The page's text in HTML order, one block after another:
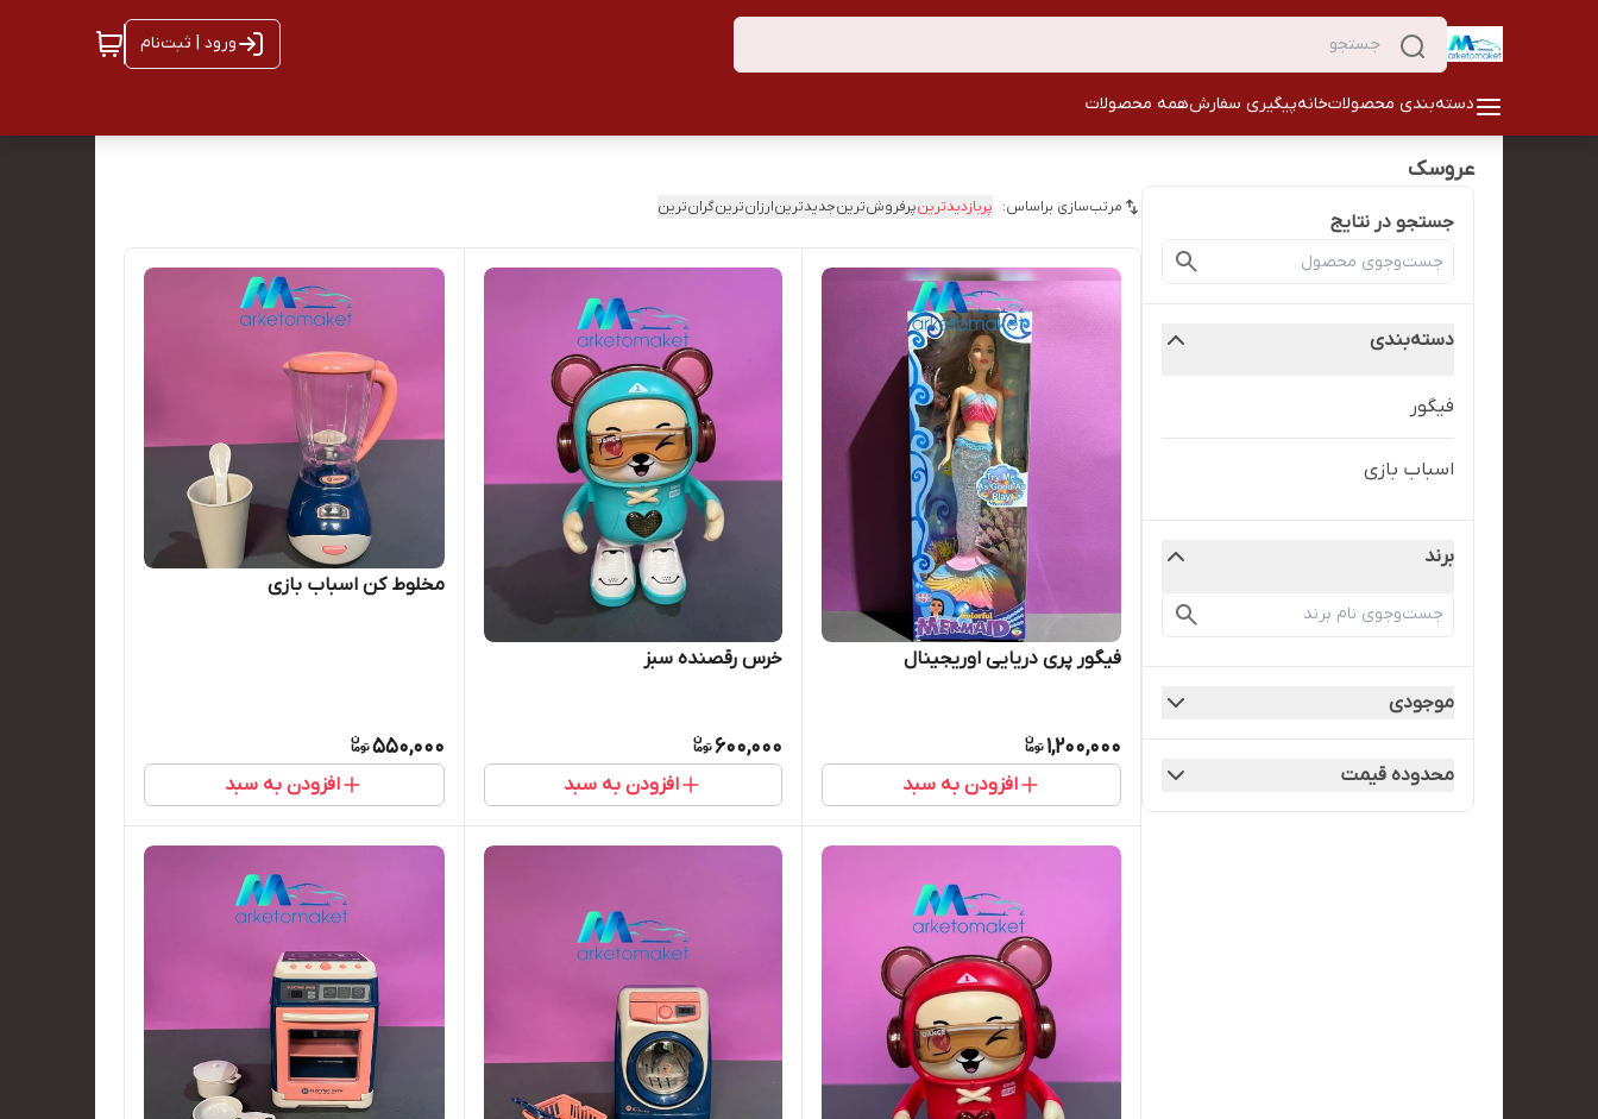
ورود | ثبت‌نام
دسته‌بندی محصولاتخانهپیگیری سفارشهمه محصولات
عروسک
جستجو در نتایج
دسته‌بندی
فیگور
اسباب بازی
برند
موجودی
محدوده قیمت
مرتب‌سازی براساس: پربازدیدترینپرفروش‌ترینجدیدترینارزان‌ترینگران‌ترین
فیگور پری دریایی اوریجینال
1,200,000
افزودن به سبد
خرس رقصنده سبز
600,000
افزودن به سبد
مخلوط کن اسباب بازی
550,000
افزودن به سبد